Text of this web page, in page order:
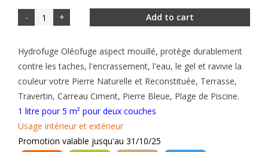
- + Add to cart
Hydrofuge Oléofuge aspect mouillé, protège durablement
contre les taches, l'encrassement, l'eau, le gel et ravivie la
couleur votre Pierre Naturelle et Reconstituée, Terrasse,
Travertin, Carreau Ciment, Pierre Bleue, Plage de Piscine.
1 litre pour 5 m² pour deux couches
Usage intérieur et extérieur
Promotion valable jusqu'au 31/10/25